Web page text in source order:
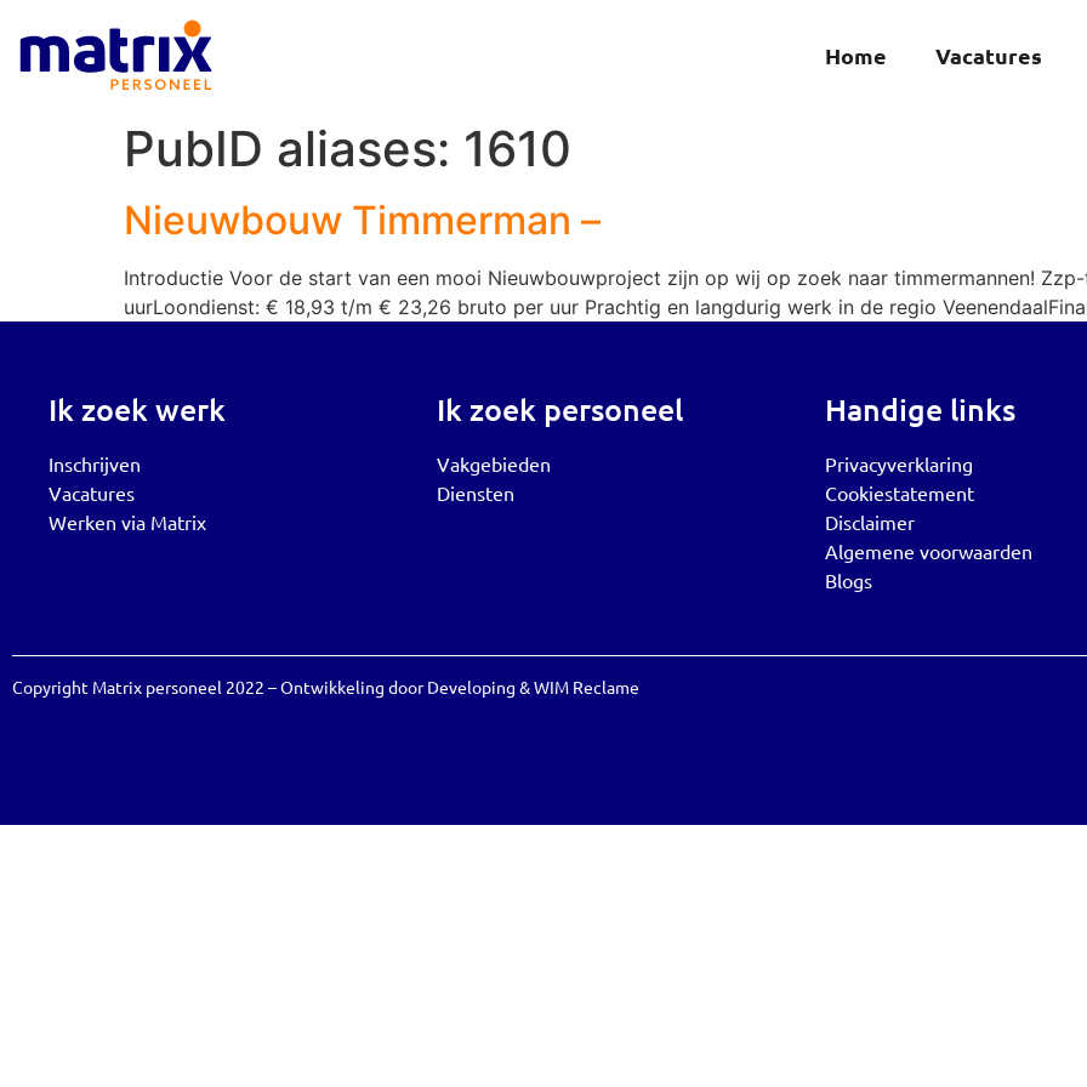
Home Vacatures
PubID aliases: 1610
Nieuwbouw Timmerman –
Introductie Voor de start van een mooi Nieuwbouwproject zijn op wij op zoek naar timmermannen!
uurLoondienst: € 18,93 t/m € 23,26 bruto per uur Prachtig en langdurig werk in de regio
Ik zoek werk
Inschrijven
Vacatures
Werken via Matrix
Ik zoek personeel
Vakgebieden
Diensten
Handige links
Privacyverklaring
Cookiestatement
Disclaimer
Algemene voorwaarden
Blogs
Copyright Matrix personeel 2022 – Ontwikkeling doorDeveloping &WIM Reclame